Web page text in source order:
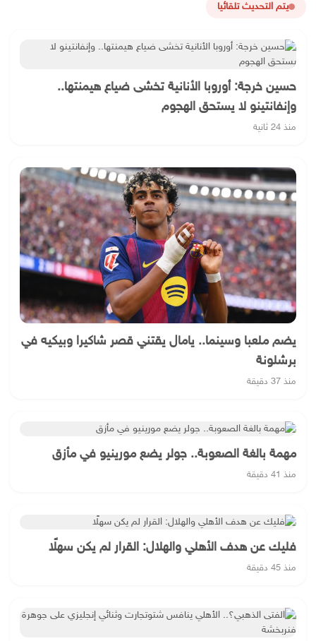
يتم التحديث تلقائيا
حسين خرجة: أوروبا الأنانية تخشى ضياع هيمنتها..
وإنفانتينو لا يستحق الهجوم
منذ 24 ثانية
يضم ملعبا وسينما.. يامال يقتني قصر شاكيرا وبيكيه في
برشلونة
منذ 37 دقيقة
مهمة بالغة الصعوبة.. جولر يضع مورينيو في مأزق
منذ 41 دقيقة
فليك عن هدف الأهلي والهلال: القرار لم يكن سهلًا
منذ 45 دقيقة